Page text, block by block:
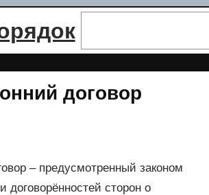
договор
– предусмотренный законом
договорённостей сторон о